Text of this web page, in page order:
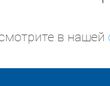
в нашей